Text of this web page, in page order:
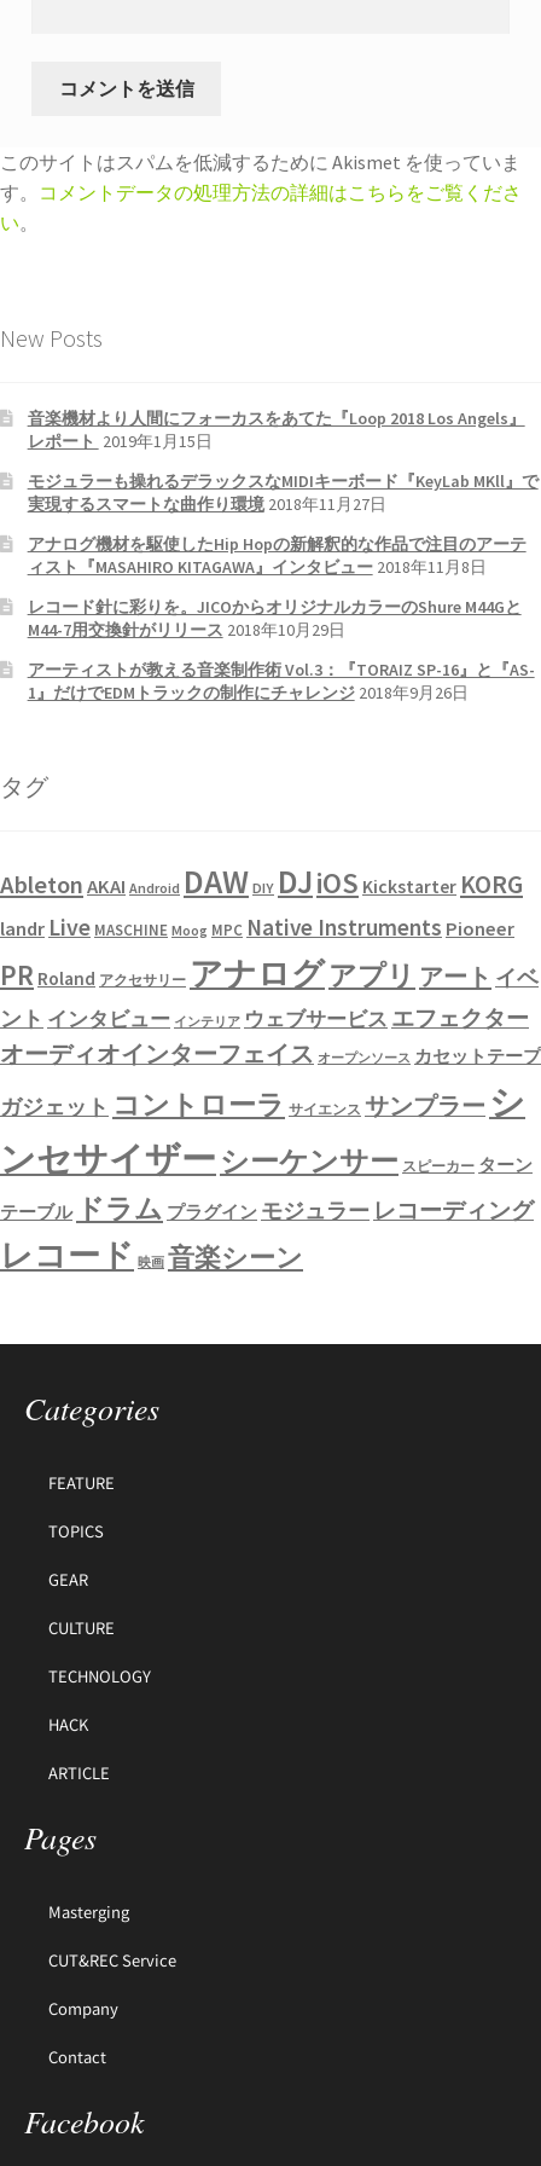
このサイトはスパムを低減するために Akismet を使っていま
す。 コメントデータの処理方法の詳細はこちらをご覧くださ
い。
New Posts
音楽機材より人間にフォーカスをあてた『Loop 2018 Los Angels』
レポート 2019年1月15日
モジュラーも操れるデラックスなMIDIキーボード『KeyLab MKll』で
実現するスマートな曲作り環境 2018年11月27日
アナログ機材を駆使したHip Hopの新解釈的な作品で注目のアーテ
ィスト『MASAHIRO KITAGAWA』インタビュー 2018年11月8日
レコード針に彩りを。JICOからオリジナルカラーのShure M44Gと
M44-7用交換針がリリース 2018年10月29日
アーティストが教える音楽制作術 Vol.3：『TORAIZ SP-16』と『AS-
1』だけでEDMトラックの制作にチャレンジ 2018年9月26日
タグ
AbletonAKAI Android DAW DIY DJiOS Kickstarter KORG
landr Live MASCHINE Moog MPC Native Instruments Pioneer
PR Roland アクセサリー アナログアプリ アート イベ
ント インタビュー インテリア ウェブサービス エフェクター
オーディオインターフェイス オープンソース カセットテープ
ガジェット コントローラ サイエンス サンプラー シ
ンセサイザー シーケンサー スピーカー ターン
テーブル ドラム プラグイン モジュラー レコーディング
レコード 映画 音楽シーン
Categories
FEATURE
TOPICS
GEAR
CULTURE
TECHNOLOGY
HACK
ARTICLE
Pages
Masterging
CUT&REC Service
Company
Contact
Facebook